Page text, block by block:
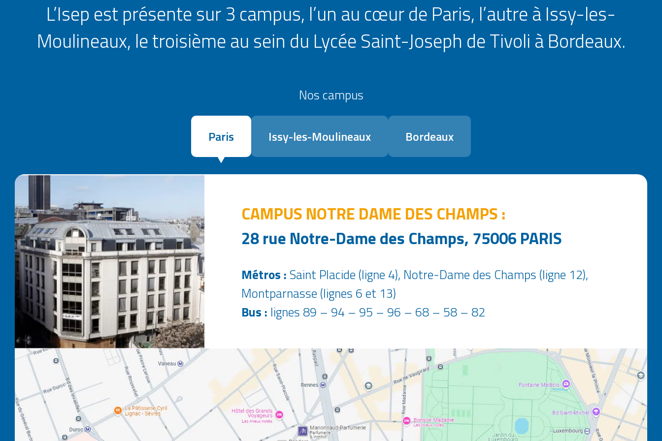
L’Isep est présente sur 3 campus, l’un au cœur de Paris, l’autre à Issy-les-
Moulineaux, le troisième au sein du Lycée Saint-Joseph de Tivoli à Bordeaux.
Nos campus
Paris Issy-les-Moulineaux Bordeaux
CAMPUS NOTRE DAME DES CHAMPS :
28 rue Notre-Dame des Champs, 75006 PARIS
Métros : Saint Placide (ligne 4), Notre-Dame des Champs (ligne 12),
Montparnasse (lignes 6 et 13)
Bus : lignes 89 – 94 – 95 – 96 – 68 – 58 – 82